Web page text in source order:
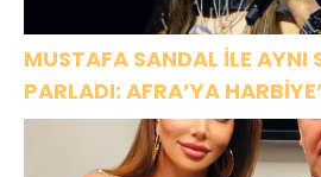
MUSTAFA SANDAL İLE AYNI
PARLADI: AFRA’YA